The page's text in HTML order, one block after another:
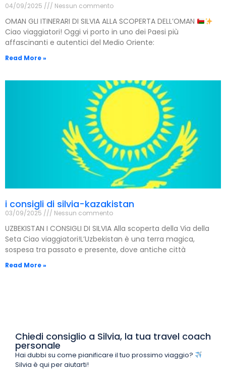
04/09/2025 Nessun commento
OMAN GLI ITINERARI DI SILVIA ALLA SCOPERTA DELL’OMAN
Ciao viaggiatori! Oggi vi porto in uno dei Paesi più
affascinanti e autentici del Medio Oriente:
Read More »
i consigli di silvia-kazakistan
03/09/2025 Nessun commento
UZBEKISTAN I CONSIGLI DI SILVIA Alla scoperta della Via della
Seta Ciao viaggiatori!L’Uzbekistan è una terra magica,
sospesa tra passato e presente, dove antiche città
Read More »
Chiedi consiglio a Silvia, la tua travel coach
personale
Hai dubbi su come pianificare il tuo prossimo viaggio?
Silvia è qui per aiutarti!